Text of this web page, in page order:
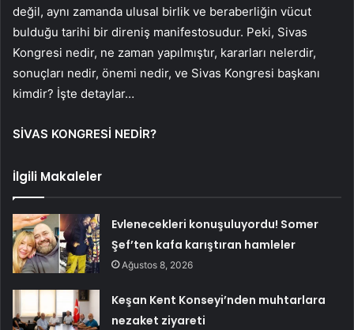
değil, aynı zamanda ulusal birlik ve beraberliğin vücut
bulduğu tarihi bir direniş manifestosudur. Peki, Sivas
Kongresi nedir, ne zaman yapılmıştır, kararları nelerdir,
sonuçları nedir, önemi nedir, ve Sivas Kongresi başkanı
kimdir? İşte detaylar…
SİVAS KONGRESİ NEDİR?
İlgili Makaleler
Evlenecekleri konuşuluyordu! Somer
Şef’ten kafa karıştıran hamleler
Ağustos 8, 2026
Keşan Kent Konseyi’nden muhtarlara
nezaket ziyareti